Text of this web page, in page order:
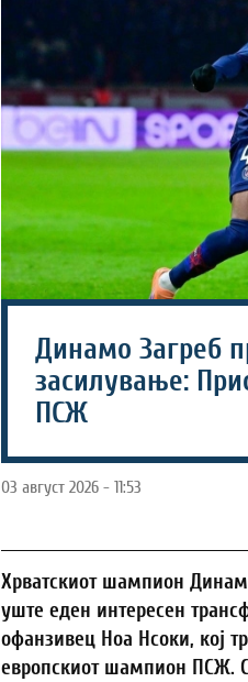
Динамо Загреб
засилување:
ПСЖ
03 август 2026 - 11:53
Хрватскиот шампион
уште еден интересен
офанзивец Ноа Нсоки, кој
европскиот шампион ПСЖ.